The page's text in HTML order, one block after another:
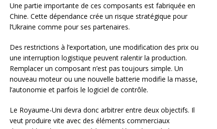
Une partie importante de ces composants est fabriquée en
Chine. Cette dépendance crée un risque stratégique pour
l’Ukraine comme pour ses partenaires.
Des restrictions à l’exportation, une modification des prix ou
une interruption logistique peuvent ralentir la production.
Remplacer un composant n’est pas toujours simple. Un
nouveau moteur ou une nouvelle batterie modifie la masse,
l’autonomie et parfois le logiciel de contrôle.
Le Royaume-Uni devra donc arbitrer entre deux objectifs. Il
veut produire vite avec des éléments commerciaux